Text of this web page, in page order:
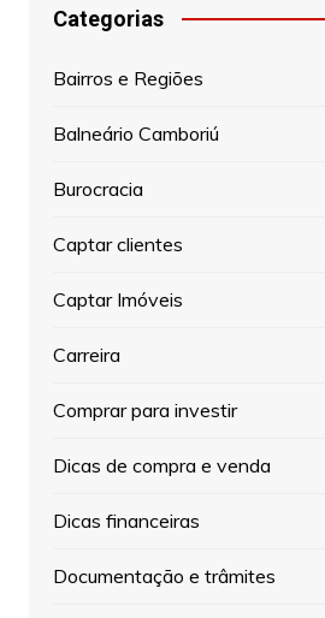
Categorias
Bairros e Regiões
Balneário Camboriú
Burocracia
Captar clientes
Captar Imóveis
Carreira
Comprar para investir
Dicas de compra e venda
Dicas financeiras
Documentação e trâmites